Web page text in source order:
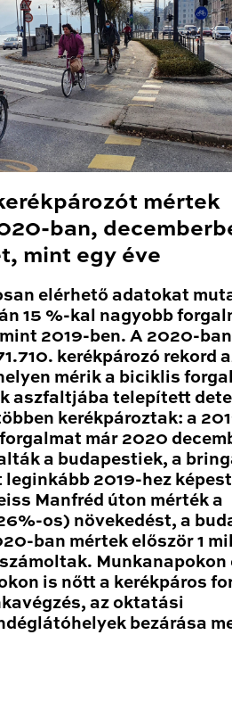
mértek
ban,
mint egy éve
elérhető adatokat
15 %-kal nagyobb
2019-ben. A 2020-ban
kerékpározó rekord
mérik a biciklis
aszfaltjába telepített
kerékpároztak: a
már 2020
a budapestiek, a
2019-hez
Manfréd úton mérték a
os) növekedést, a
ban mértek először 1
Munkanapokon
is nőtt a kerékpáros
az oktatási
bezárása